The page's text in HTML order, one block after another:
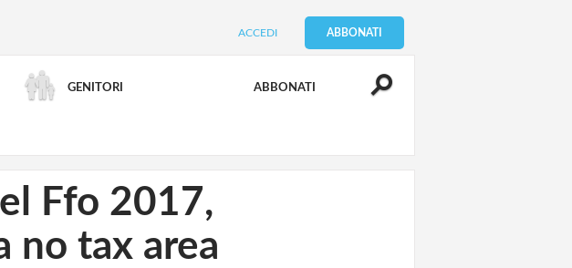
ACCEDI ABBONATI
GENITORI ABBONATI
Ffo 2017,
no tax area